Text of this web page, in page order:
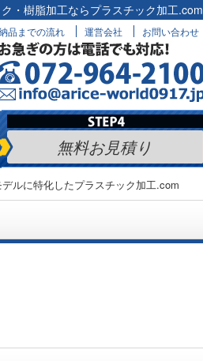
・樹脂加工ならプラスチック加工.com
品までの流れ 運営会社 お問い合わせ
無料お見積り
ルに特化したプラスチック加工.com